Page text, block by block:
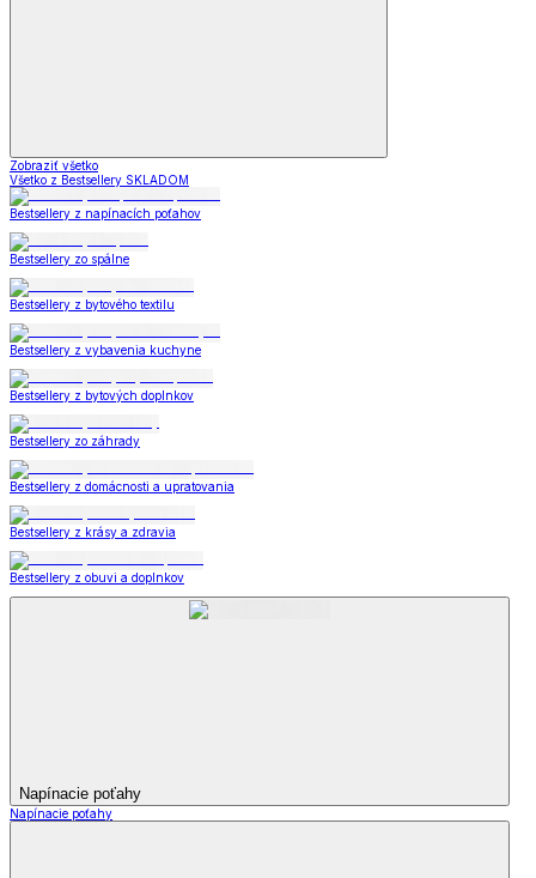
Zobraziť všetko
Všetko z Bestsellery SKLADOM
Bestsellery z napínacích poťahov
Bestsellery zo spálne
Bestsellery z bytového textilu
Bestsellery z vybavenia kuchyne
Bestsellery z bytových doplnkov
Bestsellery zo záhrady
Bestsellery z domácnosti a upratovania
Bestsellery z krásy a zdravia
Bestsellery z obuvi a doplnkov
Napínacie poťahy
Napínacie poťahy